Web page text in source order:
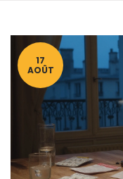
17
AOÛT